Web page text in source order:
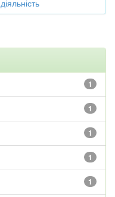
діяльність
1
1
1
1
1